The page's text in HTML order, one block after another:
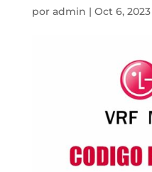
por admin | Oct 6, 2023